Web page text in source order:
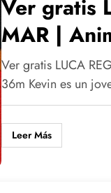
Ver gratis
MAR |
Ver gratis LUCA
36m Kevin es un
Leer Más